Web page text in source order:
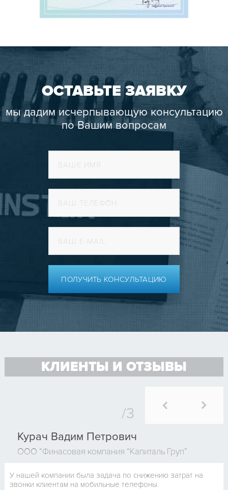
ОСТАВЬТЕ ЗАЯВКУ
мы дадим исчерпывающую консультацию
по Вашим вопросам
ПОЛУЧИТЬ КОНСУЛЬТАЦИЮ
КЛИЕНТЫ И ОТЗЫВЫ
Курач Вадим Петрович
ООО “Финасовая компания “Капиталь Груп”
У нашей компании была задача по снижению затрат на
звонки клиентам на мобильные телефоны.